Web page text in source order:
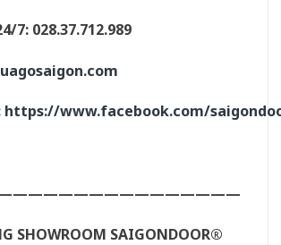
7: 028.37.712.989
https://www.facebook.com/
SHOWROOM SAIGONDOOR®